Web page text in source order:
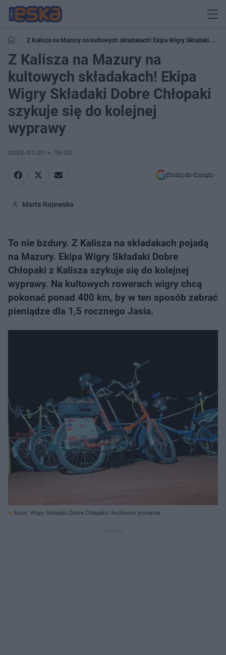
Z Kalisza na Mazury na kultowych składakach! Ekipa Wigry Składaki
Dobre Chłopaki szykuje się do kolejnej wyprawy
Z Kalisza na Mazury na
kultowych składakach! Ekipa
Wigry Składaki Dobre Chłopaki
szykuje się do kolejnej
wyprawy
2025-07-27 15:05
Dodaj do Google
Marta Rajewska
To nie bzdury. Z Kalisza na składakach pojadą
na Mazury. Ekipa Wigry Składaki Dobre
Chłopaki z Kalisza szykuje się do kolejnej
wyprawy. Na kultowych rowerach wigry chcą
pokonać ponad 400 km, by w ten sposób zebrać
pieniądze dla 1,5 rocznego Jasia.
Autor: Wigry Składaki Dobre Chłopaki/ Archiwum prywatne